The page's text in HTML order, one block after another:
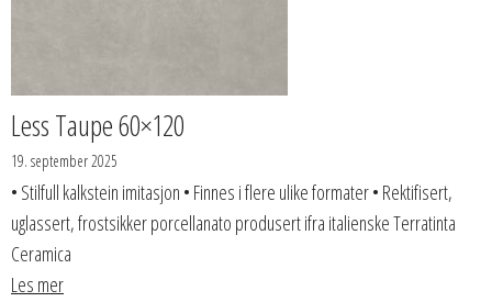
Less Taupe 60×120
19. september 2025
• Stilfull kalkstein imitasjon • Finnes i flere ulike formater • Rektifisert,
uglassert, frostsikker porcellanato produsert ifra italienske Terratinta
Ceramica
Les mer